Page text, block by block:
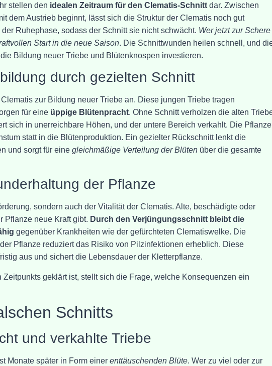
stellen den idealen Zeitraum für den Clematis-Schnitt dar. Zwischen
dem Austrieb beginnt, lässt sich die Struktur der Clematis noch gut
Ruhephase, sodass der Schnitt sie nicht schwächt. Wer jetzt zur Schere
Start in die neue Saison. Die Schnittwunden heilen schnell, und
Bildung neuer Triebe und Blütenknospen investieren.
durch gezielten Schnitt
zur Bildung neuer Triebe an. Diese jungen Triebe tragen
für eine üppige Blütenpracht. Ohne Schnitt verholzen die alten
sich in unerreichbare Höhen, und der untere Bereich verkahlt. Die Pflanze
statt in die Blütenproduktion. Ein gezielter Rückschnitt lenkt die
und sorgt für eine gleichmäßige Verteilung der Blüten über die gesamte
der Pflanze
sondern auch der Vitalität der Clematis. Alte, beschädigte oder
Pflanze neue Kraft gibt. Durch den Verjüngungsschnitt bleibt die
gegenüber Krankheiten wie der gefürchteten Clematiswelke. Die
Pflanze reduziert das Risiko von Pilzinfektionen erheblich. Diese
aus und sichert die Lebensdauer der Kletterpflanze.
geklärt ist, stellt sich die Frage, welche Konsequenzen ein
Schnitts
und verkahlte Triebe
Monate später in Form einer enttäuschenden Blüte. Wer zu viel oder zur